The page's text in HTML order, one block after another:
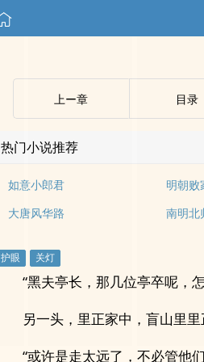
上ー章 目录
热门小说推荐
如意小郎君 明朝败
大唐风华路
南明北
“黑夫亭长，那几位亭卒呢，
另一头，里正家中，盲山里里
“或许是走太远了，不必管他